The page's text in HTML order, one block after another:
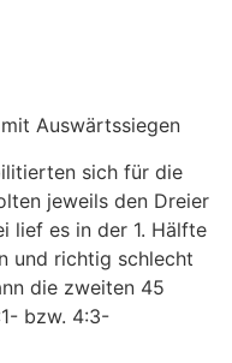
Auswärtssiegen
sich für die
jeweils den Dreier
lief es in der 1. Hälfte
und richtig schlecht
die zweiten 45
bzw. 4:3-